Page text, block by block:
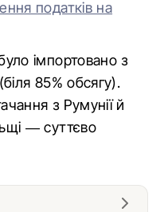
податків на
імпортовано з
85% обсягу).
з Румунії й
— суттєво